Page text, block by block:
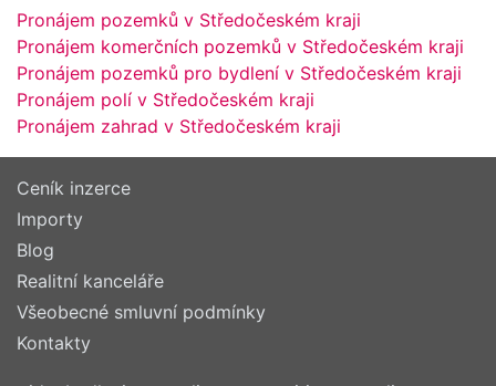
Pronájem pozemků v Středočeském kraji
Pronájem komerčních pozemků v Středočeském kraji
Pronájem pozemků pro bydlení v Středočeském kraji
Pronájem polí v Středočeském kraji
Pronájem zahrad v Středočeském kraji
Ceník inzerce
Importy
Blog
Realitní kanceláře
Všeobecné smluvní podmínky
Kontakty